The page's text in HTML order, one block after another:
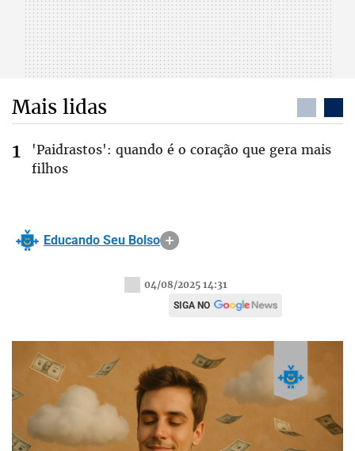
Mais lidas
'Paidrastos': quando é o coração que gera mais
filhos
Educando Seu Bolso
04/08/2025 14:31
SIGA NO